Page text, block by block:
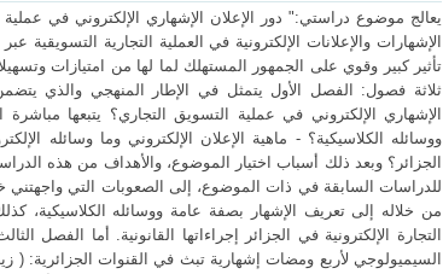
يعالج موضوع دراستي:" دور الإعلان الإشهاري الإلكتروني في
الإشهارات والإعلانات الإلكترونية في العملية التجارية
تأثير كبير وقوي على الجمهور المستهلك لما لها من امتيازات
ثلاثة فصول: الفصل الأول يتمثل في الإطار المنهجي والذي
الإشهاري الإلكتروني في عملية التسويق التجاري؟ يتبعها
ووسائله الكلاسيكية؟ - ماهية الإعلان الإلكتروني وما وسائله
الجزائر؟ وبعد ذلك أسباب اختيار الموضوع، والأهداف من هذه
للدراسات السابقة في ذات الموضوع، إلى الصعوبات التي واجهتني
من خلاله إلى تعريف الإشهار بصفة عامة ووسائله الكلاسيكية،
التجارة الإلكترونية في الجزائر إجراءاتها القانونية. أما الفصل
السيميولوجي لأربع ومضات إشهارية تبث في القنوات الجزائرية: (